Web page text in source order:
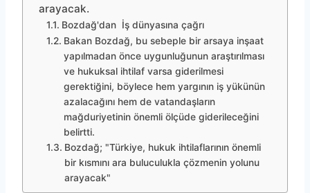
arayacak.
Bozdağ'dan İş dünyasına çağrı
Bakan Bozdağ, bu sebeple bir arsaya inşaat
yapılmadan önce uygunluğunun araştırılması
ve hukuksal ihtilaf varsa giderilmesi
gerektiğini, böylece hem yargının iş yükünün
azalacağını hem de vatandaşların
mağduriyetinin önemli ölçüde giderileceğini
belirtti.
Bozdağ; "Türkiye, hukuk ihtilaflarının önemli
bir kısmını ara buluculukla çözmenin yolunu
arayacak"